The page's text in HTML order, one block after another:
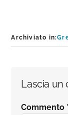
Archiviato in:
del
Lascia un
Commento